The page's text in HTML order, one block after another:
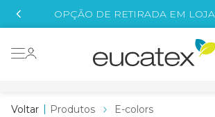
OPÇÃO DE RETIRADA EM LOJA
Produtos E-colors